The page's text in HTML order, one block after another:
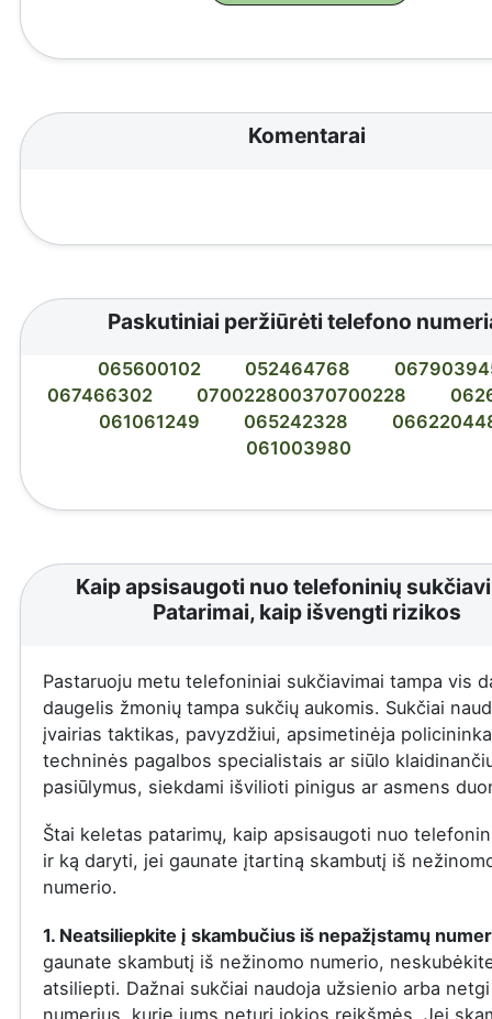
Komentarai
Paskutiniai peržiūrėti telefono
065600102 052464768
067466302
070022800370700228
061061249
065242328
061003980
Kaip apsisaugoti nuo telefoninių
Patarimai, kaip išvengti rizikos
Pastaruoju metu telefoniniai sukčiavimai tampa vis
daugelis žmonių tampa sukčių aukomis. Sukčiai
įvairias taktikas, pavyzdžiui, apsimetinėja
techninės pagalbos specialistais ar siūlo
pasiūlymus, siekdami išvilioti pinigus ar asmens
Štai keletas patarimų, kaip apsisaugoti nuo
ir ką daryti, jei gaunate įtartiną skambutį iš
numerio.
1. Neatsiliepkite į skambučius iš nepažįstamų
gaunate skambutį iš nežinomo numerio,
atsiliepti. Dažnai sukčiai naudoja užsienio arba
numerius, kurie jums neturi jokios reikšmės. Jei